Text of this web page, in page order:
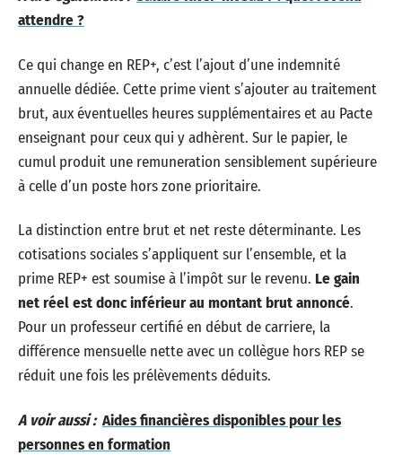
attendre ?
Ce qui change en REP+, c’est l’ajout d’une indemnité
annuelle dédiée. Cette prime vient s’ajouter au traitement
brut, aux éventuelles heures supplémentaires et au Pacte
enseignant pour ceux qui y adhèrent. Sur le papier, le
cumul produit une remuneration sensiblement supérieure
à celle d’un poste hors zone prioritaire.
La distinction entre brut et net reste déterminante. Les
cotisations sociales s’appliquent sur l’ensemble, et la
prime REP+ est soumise à l’impôt sur le revenu. Le gain
net réel est donc inférieur au montant brut annoncé.
Pour un professeur certifié en début de carriere, la
différence mensuelle nette avec un collègue hors REP se
réduit une fois les prélèvements déduits.
A voir aussi : Aides financières disponibles pour les
personnes en formation